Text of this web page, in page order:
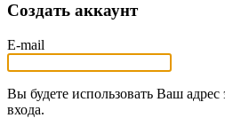
Создать аккаунт
E-mail
Вы будете использовать Ваш
входа.